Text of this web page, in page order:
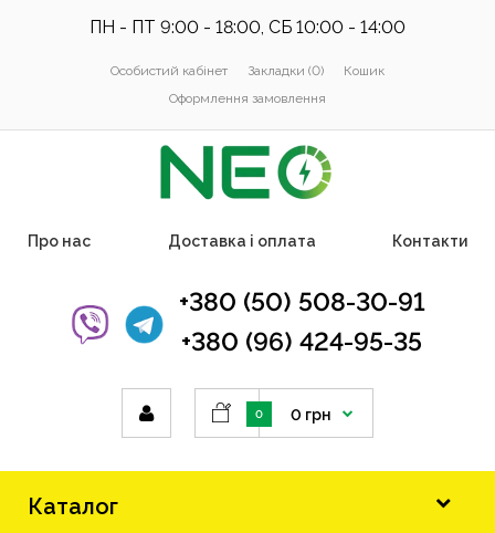
ПН - ПТ 9:00 - 18:00, СБ 10:00 - 14:00
Особистий кабінет Закладки (0)
Кошик
Оформлення замовлення
Про нас Доставка і оплата Контакти
+380 (50) 508-30-91
+380 (96) 424-95-35
0 0 грн
Каталог